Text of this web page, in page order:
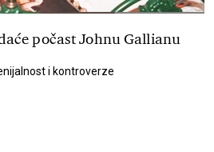
počast Johnu Gallianu
i kontroverze